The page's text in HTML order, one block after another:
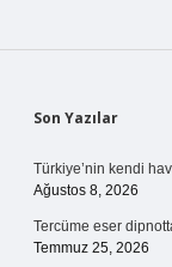
Sidebar
Son Yazılar
Türkiye’nin kendi
Ağustos 8, 2026
Tercüme eser
Temmuz 25, 2026